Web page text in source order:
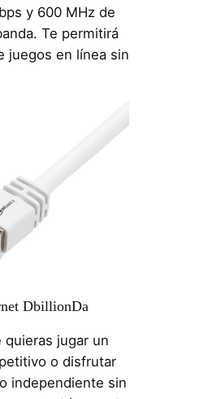
y 600 MHz de
Te permitirá
juegos en línea sin
DbillionDa
quieras jugar un
o disfrutar
independiente sin